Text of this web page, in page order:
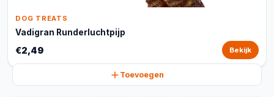
DOG TREATS
Vadigran Runderluchtpijp
€2,49 Bekijk
Toevoegen